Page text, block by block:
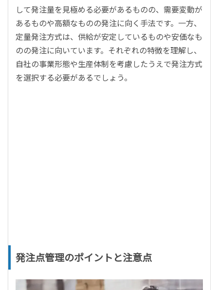
して発注量を見極める必要があるものの、需要変動が
あるものや高額なものの発注に向く手法です。一方、
定量発注方式は、供給が安定しているものや安価なも
のの発注に向いています。それぞれの特徴を理解し、
自社の事業形態や生産体制を考慮したうえで発注方式
を選択する必要があるでしょう。
発注点管理のポイントと注意点